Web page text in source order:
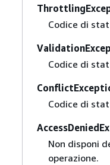
Codice di
Codice di
Codice di
Non disponi
operazione.